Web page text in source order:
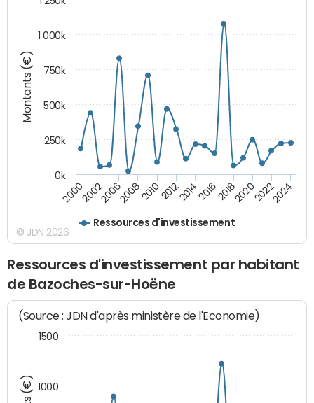
Montants (€)
Ressources d'investissement
200020022006200820102012201420162018202020222024
0k
250k
500k
750k
1 000k
© JDN 2026
Ressources d'investissement par habitant
de Bazoches-sur-Hoëne
(Source : JDN d'après ministère de l'Economie)
1000
1500